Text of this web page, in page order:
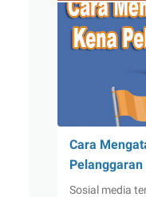
Cara
Pelanggaran
Sosial media